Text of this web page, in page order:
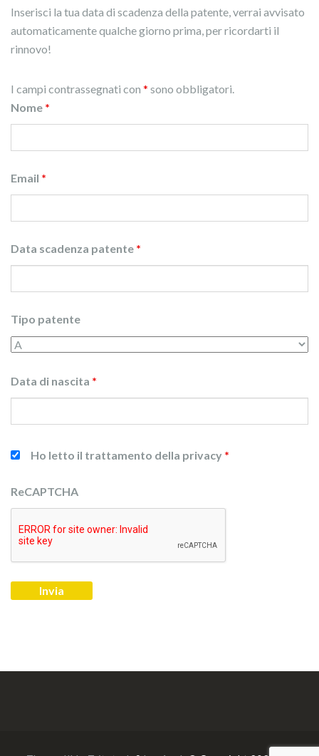
Inserisci la tua data di scadenza della patente, verrai avvisato
automaticamente qualche giorno prima, per ricordarti il
rinnovo!
I campi contrassegnati con * sono obbligatori.
Nome *
Email *
Data scadenza patente *
Tipo patente
Data di nascita *
Ho letto il trattamento della privacy *
ReCAPTCHA